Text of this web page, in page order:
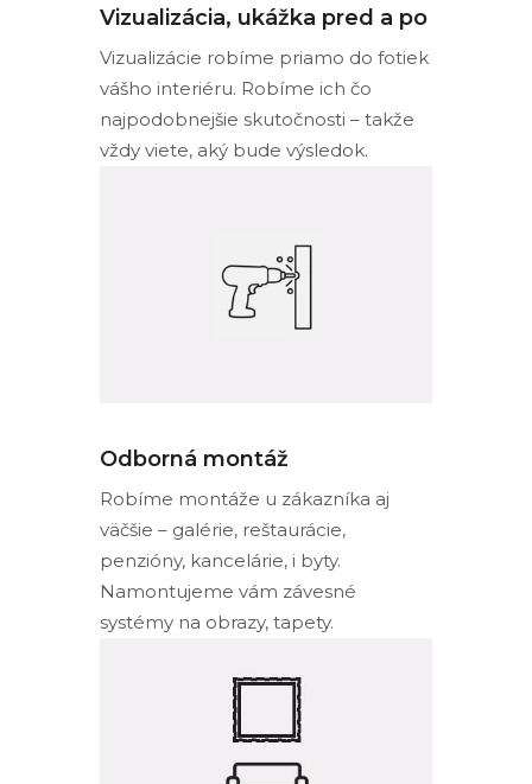
Vizualizácia, ukážka pred a po
Vizualizácie robíme priamo do fotiek
vášho interiéru. Robíme ich čo
najpodobnejšie skutočnosti – takže
vždy viete, aký bude výsledok.
Odborná montáž
Robíme montáže u zákazníka aj
väčšie – galérie, reštaurácie,
penzióny, kancelárie, i byty.
Namontujeme vám závesné
systémy na obrazy, tapety.